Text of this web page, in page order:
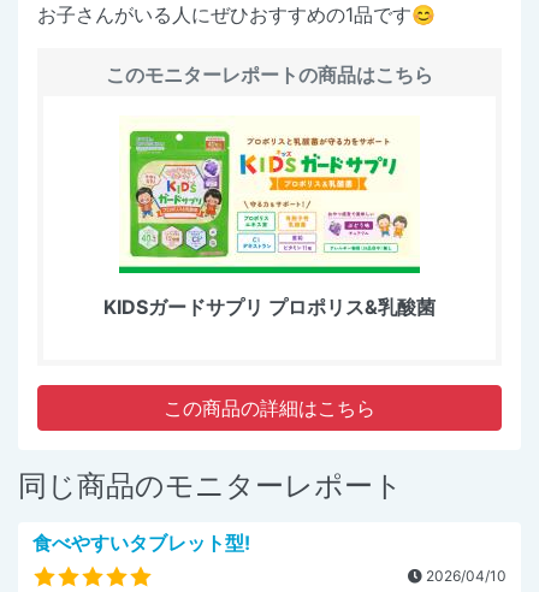
お子さんがいる人にぜひおすすめの1品です😊
このモニターレポートの商品はこちら
KIDSガードサプリ プロポリス&乳酸菌
この商品の詳細はこちら
同じ商品のモニターレポート
食べやすいタブレット型!
2026/04/10